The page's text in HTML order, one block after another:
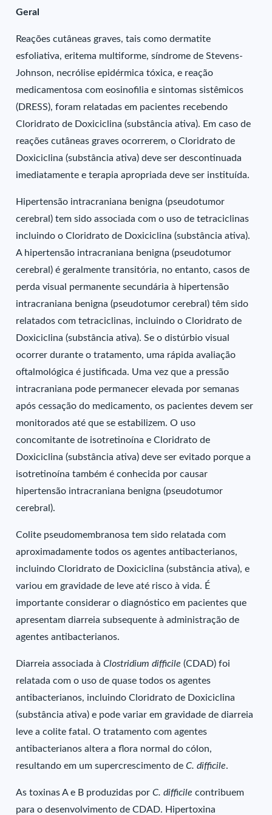
Geral
Reações cutâneas graves, tais como dermatite
esfoliativa, eritema multiforme, síndrome de Stevens-
Johnson, necrólise epidérmica tóxica, e reação
medicamentosa com eosinofilia e sintomas sistêmicos
(DRESS), foram relatadas em pacientes recebendo
Cloridrato de Doxiciclina (substância ativa). Em caso de
reações cutâneas graves ocorrerem, o Cloridrato de
Doxiciclina (substância ativa) deve ser descontinuada
imediatamente e terapia apropriada deve ser instituída.
Hipertensão intracraniana benigna (pseudotumor
cerebral) tem sido associada com o uso de tetraciclinas
incluindo o Cloridrato de Doxiciclina (substância ativa).
A hipertensão intracraniana benigna (pseudotumor
cerebral) é geralmente transitória, no entanto, casos de
perda visual permanente secundária à hipertensão
intracraniana benigna (pseudotumor cerebral) têm sido
relatados com tetraciclinas, incluindo o Cloridrato de
Doxiciclina (substância ativa). Se o distúrbio visual
ocorrer durante o tratamento, uma rápida avaliação
oftalmológica é justificada. Uma vez que a pressão
intracraniana pode permanecer elevada por semanas
após cessação do medicamento, os pacientes devem ser
monitorados até que se estabilizem. O uso
concomitante de isotretinoína e Cloridrato de
Doxiciclina (substância ativa) deve ser evitado porque a
isotretinoína também é conhecida por causar
hipertensão intracraniana benigna (pseudotumor
cerebral).
Colite pseudomembranosa tem sido relatada com
aproximadamente todos os agentes antibacterianos,
incluindo Cloridrato de Doxiciclina (substância ativa), e
variou em gravidade de leve até risco à vida. É
importante considerar o diagnóstico em pacientes que
apresentam diarreia subsequente à administração de
agentes antibacterianos.
Diarreia associada à Clostridium difficile (CDAD) foi
relatada com o uso de quase todos os agentes
antibacterianos, incluindo Cloridrato de Doxiciclina
(substância ativa) e pode variar em gravidade de diarreia
leve a colite fatal. O tratamento com agentes
antibacterianos altera a flora normal do cólon,
resultando em um supercrescimento deC. difficile.
As toxinas A e B produzidas por C. difficile contribuem
para o desenvolvimento de CDAD. Hipertoxina